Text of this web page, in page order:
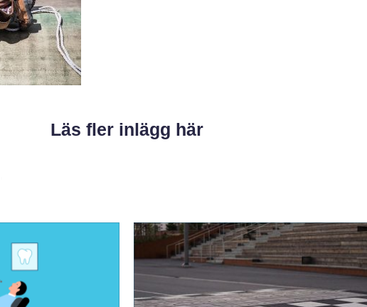
Läs fler inlägg här